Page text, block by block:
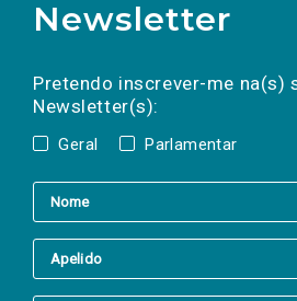
Newsletter
Pretendo inscrever-me na(s)
Newsletter(s):
Geral Parlamentar
a(s) newsletter(s).
mail